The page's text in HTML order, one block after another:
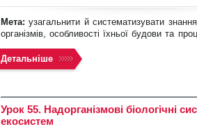
Мета: узагальнити й систематизувати знання
організмів, особливості їхньої будови та
Детальніше
Урок 55. Надорганізмові біологічні
екосистем